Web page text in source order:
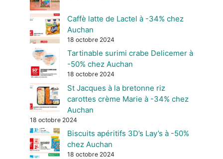
Caffè latte de Lactel à -34% chez
Auchan
18 octobre 2024
Tartinable surimi crabe Delicemer à
-50% chez Auchan
18 octobre 2024
St Jacques à la bretonne riz
carottes crème Marie à -34% chez
Auchan
18 octobre 2024
Biscuits apéritifs 3D’s Lay’s à -50%
chez Auchan
18 octobre 2024